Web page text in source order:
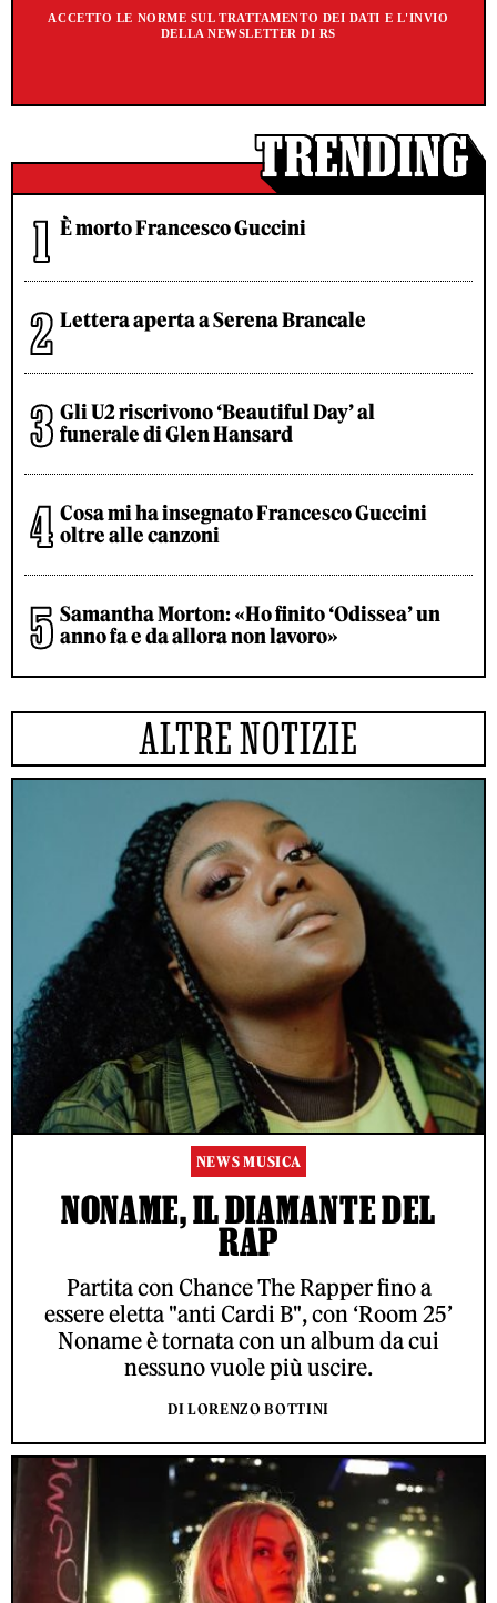
ACCETTO LE NORME SUL TRATTAMENTO DEI DATI E L'INVIO
DELLA NEWSLETTER DI RS
È morto Francesco Guccini
Lettera aperta a Serena Brancale
Gli U2 riscrivono ‘Beautiful Day’ al
funerale di Glen Hansard
Cosa mi ha insegnato Francesco Guccini
oltre alle canzoni
Samantha Morton: «Ho finito ‘Odissea’ un
anno fa e da allora non lavoro»
ALTRE NOTIZIE
NEWS MUSICA
NONAME, IL DIAMANTE DEL
RAP
Partita con Chance The Rapper fino a
essere eletta "anti Cardi B", con ‘Room 25’
Noname è tornata con un album da cui
nessuno vuole più uscire.
DI LORENZO BOTTINI